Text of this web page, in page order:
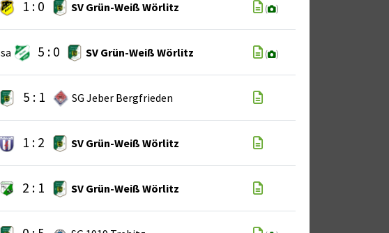
1 : 0 SV Grün-Weiß Wörlitz ( )
5 : 0 SV Grün-Weiß Wörlitz ( )
5 : 1 SG Jeber Bergfrieden
1 : 2 SV Grün-Weiß Wörlitz
2 : 1 SV Grün-Weiß Wörlitz